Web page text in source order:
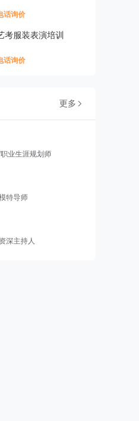
话询价
考服装表演培训
话询价
更多 
业生涯规划师
特导师
深主持人